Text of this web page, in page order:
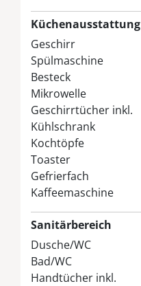
Küchenausstattung
Geschirr
Spülmaschine
Besteck
Mikrowelle
Geschirrtücher inkl.
Kühlschrank
Kochtöpfe
Toaster
Gefrierfach
Kaffeemaschine
Sanitärbereich
Dusche/WC
Bad/WC
Handtücher inkl.